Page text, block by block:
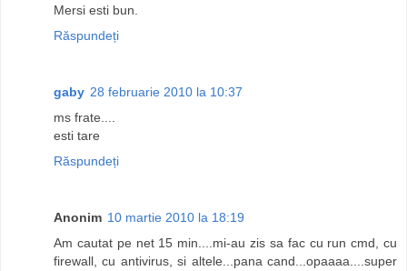
Mersi esti bun.
Răspundeți
gaby 28 februarie 2010 la 10:37
ms frate....
esti tare
Răspundeți
Anonim 10 martie 2010 la 18:19
Am cautat pe net 15 min....mi-au zis sa fac cu run cmd, cu
firewall, cu antivirus, si altele...pana cand...opaaaa....super